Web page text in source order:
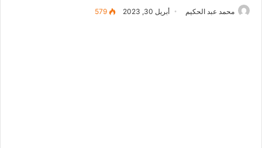
محمد عبد الحكيم أبريل 30, 2023 579